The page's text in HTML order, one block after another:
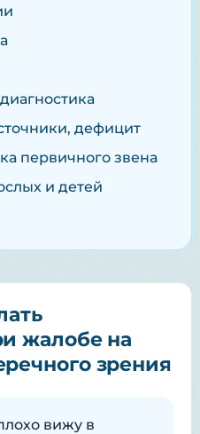
дефицит
первичного звена
и детей
жалобе на
зрения
вижу в